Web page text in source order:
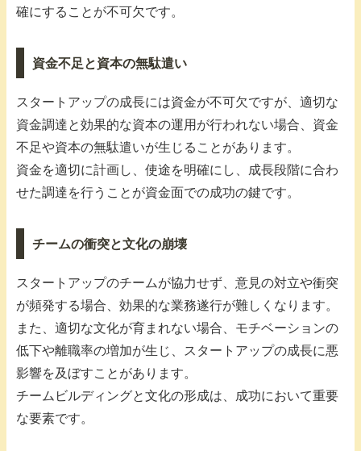
確にすることが不可欠です。
資金不足と資本の無駄遣い
スタートアップの成長には資金が不可欠ですが、適切な
資金調達と効果的な資本の運用が行われない場合、資金
不足や資本の無駄遣いが生じることがあります。
資金を適切に計画し、使途を明確にし、成長段階に合わ
せた調達を行うことが資金面での成功の鍵です。
チームの衝突と文化の崩壊
スタートアップのチームが協力せず、意見の対立や衝突
が頻発する場合、効果的な業務遂行が難しくなります。
また、適切な文化が育まれない場合、モチベーションの
低下や離職率の増加が生じ、スタートアップの成長に悪
影響を及ぼすことがあります。
チームビルディングと文化の形成は、成功において重要
な要素です。